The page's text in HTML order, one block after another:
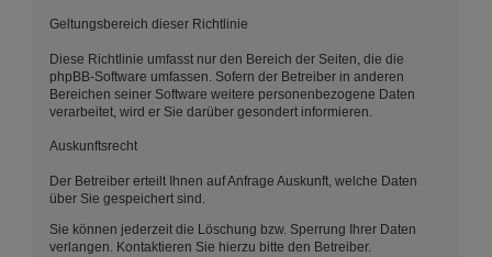
Geltungsbereich dieser Richtlinie
Diese Richtlinie umfasst nur den Bereich der Seiten, die die
phpBB-Software umfassen. Sofern der Betreiber in anderen
Bereichen seiner Software weitere personenbezogene Daten
verarbeitet, wird er Sie darüber gesondert informieren.
Auskunftsrecht
Der Betreiber erteilt Ihnen auf Anfrage Auskunft, welche Daten
über Sie gespeichert sind.
Sie können jederzeit die Löschung bzw. Sperrung Ihrer Daten
verlangen. Kontaktieren Sie hierzu bitte den Betreiber.